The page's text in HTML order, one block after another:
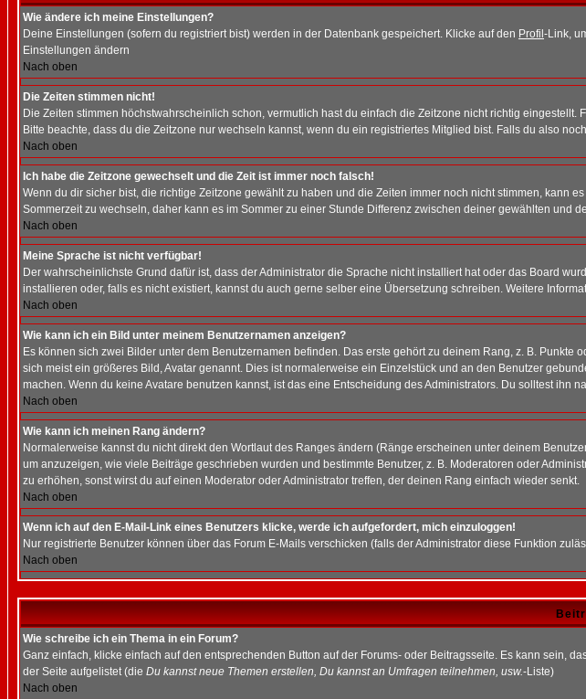
Wie ändere ich meine Einstellungen?
Deine Einstellungen (sofern du registriert bist) werden in der Datenbank gespeichert. Klicke auf den Profil -Link,
Einstellungen ändern
Nach oben
Die Zeiten stimmen nicht!
Die Zeiten stimmen höchstwahrscheinlich schon, vermutlich hast du einfach die Zeitzone nicht richtig
Bitte beachte, dass du die Zeitzone nur wechseln kannst, wenn du ein registriertes Mitglied bist. Falls du also
Nach oben
Ich habe die Zeitzone gewechselt und die Zeit ist immer noch falsch!
Wenn du dir sicher bist, die richtige Zeitzone gewählt zu haben und die Zeiten immer noch nicht stimmen, kann
Sommerzeit zu wechseln, daher kann es im Sommer zu einer Stunde Differenz zwischen deiner gewählten und
Nach oben
Meine Sprache ist nicht verfügbar!
Der wahrscheinlichste Grund dafür ist, dass der Administrator die Sprache nicht installiert hat oder das Board
installieren oder, falls es nicht existiert, kannst du auch gerne selber eine Übersetzung schreiben. Weitere
Nach oben
Wie kann ich ein Bild unter meinem Benutzernamen anzeigen?
Es können sich zwei Bilder unter dem Benutzernamen befinden. Das erste gehört zu deinem Rang, z. B.
sich meist ein größeres Bild, Avatar genannt. Dies ist normalerweise ein Einzelstück und an den Benutzer
machen. Wenn du keine Avatare benutzen kannst, ist das eine Entscheidung des Administrators. Du solltest ihn
Nach oben
Wie kann ich meinen Rang ändern?
Normalerweise kannst du nicht direkt den Wortlaut des Ranges ändern (Ränge erscheinen unter deinem
um anzuzeigen, wie viele Beiträge geschrieben wurden und bestimmte Benutzer, z. B. Moderatoren oder
zu erhöhen, sonst wirst du auf einen Moderator oder Administrator treffen, der deinen Rang einfach wieder senkt.
Nach oben
Wenn ich auf den E-Mail-Link eines Benutzers klicke, werde ich aufgefordert, mich einzuloggen!
Nur registrierte Benutzer können über das Forum E-Mails verschicken (falls der Administrator diese Funktion
Nach oben
Wie schreibe ich ein Thema in ein Forum?
Ganz einfach, klicke einfach auf den entsprechenden Button auf der Forums- oder Beitragsseite. Es kann sein,
der Seite aufgelistet (die Du kannst neue Themen erstellen, Du kannst an Umfragen teilnehmen, usw.-Liste)
Nach oben